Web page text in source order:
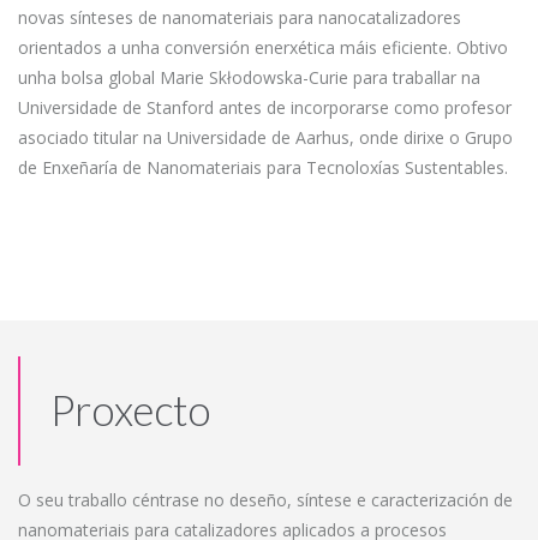
novas sínteses de nanomateriais para nanocatalizadores
orientados a unha conversión enerxética máis eficiente. Obtivo
unha bolsa global Marie Skłodowska-Curie para traballar na
Universidade de Stanford antes de incorporarse como profesor
asociado titular na Universidade de Aarhus, onde dirixe o Grupo
de Enxeñaría de Nanomateriais para Tecnoloxías Sustentables.​
Proxecto
O seu traballo céntrase no deseño, síntese e caracterización de
nanomateriais para catalizadores aplicados a procesos